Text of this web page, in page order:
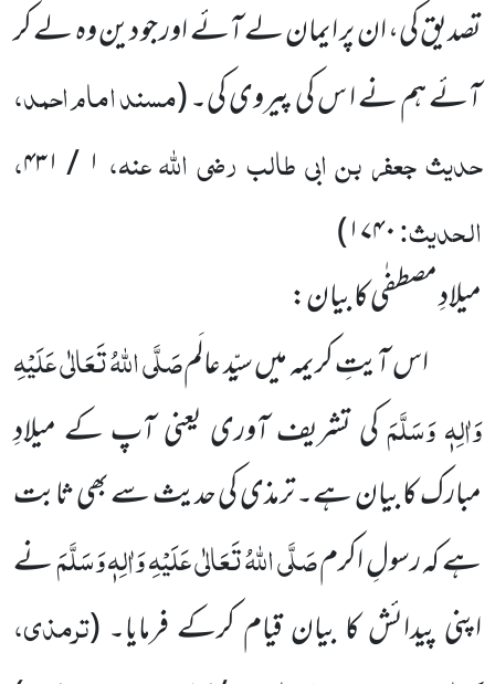
تصدیق کی، ان پر ایمان لے آئے اور جو دین وہ لے کر
آئے ہم نے ا س کی پیروی کی۔(مسند امام احمد،
حدیث جعفر بن ابی طالبرضی اللہ عنہ، ۱ / ۴۳۱
،
الحدیث:۱۷۴۰)
میلادِ مصطفٰی کا بیان:
اس آیتِ کریمہ میں سیِّد عالَمصَلَّی اللہُ تَعَالٰی عَلَیْہِ
وَاٰلِہٖ وَسَلَّمَکی تشریف آوری یعنی آپ کے میلادِ
مبارک کا بیان ہے۔ ترمذی کی حدیث سے بھی ثابت
ہے کہ رسولِ اکرمصَلَّی اللہُ تَعَالٰی عَلَیْہِ وَاٰلِہٖ وَسَلَّمَنے
اپنی پیدائش کا بیان قیام کرکے فرمایا۔ (ترمذی،